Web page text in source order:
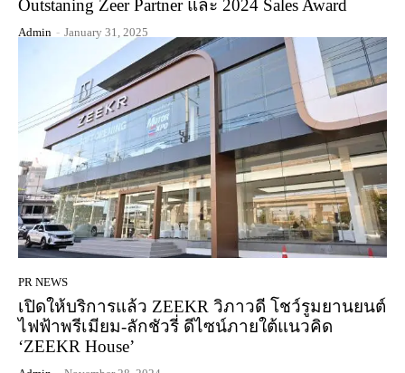
Outstaning Zeer Partner และ 2024 Sales Award
Admin - January 31, 2025
PR NEWS
เปิดให้บริการแล้ว ZEEKR วิภาวดี โชว์รูมยานยนต์
ไฟฟ้าพรีเมียม-ลักชัวรี่ ดีไซน์ภายใต้แนวคิด
‘ZEEKR House’